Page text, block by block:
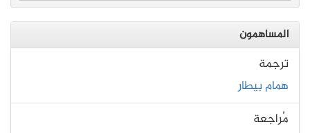
المساهمون
ترجمة
همام بيطار
مُراجعة